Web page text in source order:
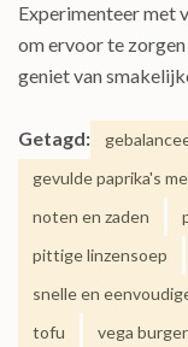
Experimenteer met
om ervoor te
geniet van
Getagd:
gevulde paprika's
noten en zaden
pittige linzensoep
snelle en
tofu
vega